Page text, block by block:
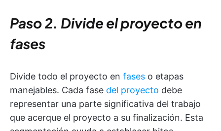
Paso 2. Divide el proyecto en
fases
Divide todo el proyecto en fases o etapas
manejables. Cada fase del proyecto debe
representar una parte significativa del trabajo
que acerque el proyecto a su finalización. Esta